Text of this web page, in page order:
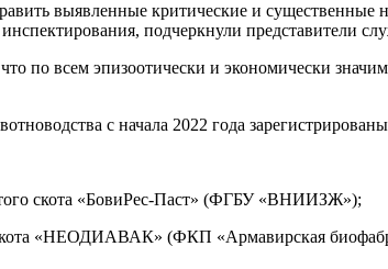
выявленные критические и существенные
подчеркнули представители
по всем эпизоотически и экономически
с начала 2022 года
скота «БовиРес-Паст» (ФГБУ «ВНИИЗЖ»);
«НЕОДИАВАК» (ФКП «Армавирская